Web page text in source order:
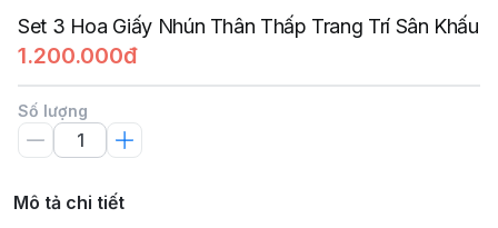
Set 3 Hoa Giấy Nhún Thân Thấp Trang Trí Sân Khấu
1.200.000đ
Số lượng
Mô tả chi tiết